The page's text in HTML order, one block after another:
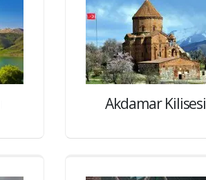
Akdamar Kilisesi